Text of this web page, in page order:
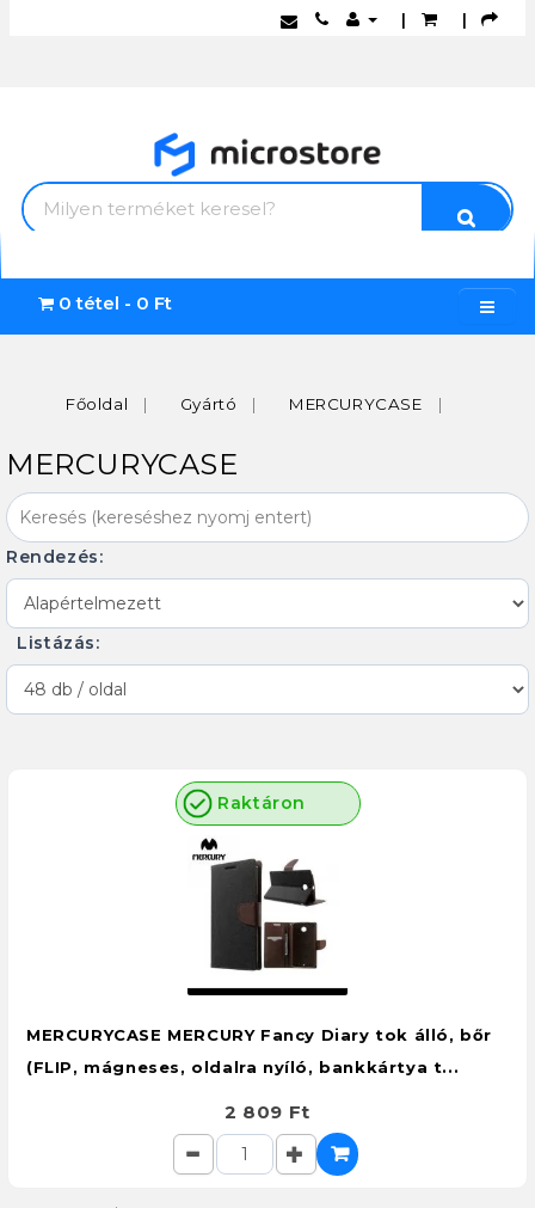
| |
0 tétel - 0 Ft
Főoldal Gyártó MERCURYCASE
MERCURYCASE
Rendezés:
Listázás:
Raktáron
MERCURYCASE MERCURY Fancy Diary tok álló, bőr
(FLIP, mágneses, oldalra nyíló, bankkártya t...
2 809 Ft